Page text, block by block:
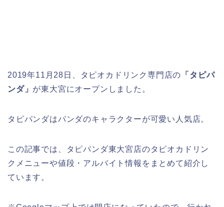
2019年11月28日、タピオカドリンク専門店の 「タピパ
ンダ」 が東大宮にオープンしました。
タピパンダはパンダのキャラクターが可愛い人気店。
この記事では、タピパンダ東大宮店のタピオカドリン
クメニューや値段・アルバイト情報をまとめて紹介し
ています。